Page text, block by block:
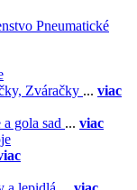
Pneumatické
Zváračky ... viac
gola sad ... viac